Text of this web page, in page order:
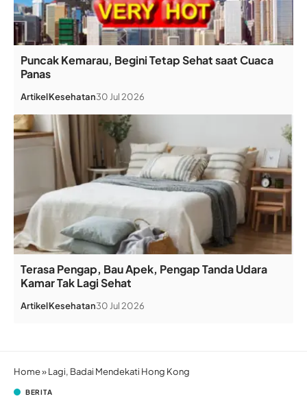
Puncak Kemarau, Begini Tetap Sehat saat Cuaca
Panas
ArtikelKesehatan30 Jul 2026
Terasa Pengap, Bau Apek, Pengap Tanda Udara
Kamar Tak Lagi Sehat
ArtikelKesehatan30 Jul 2026
Home»Lagi, Badai Mendekati Hong Kong
BERITA